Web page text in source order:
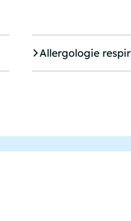
Allergologie